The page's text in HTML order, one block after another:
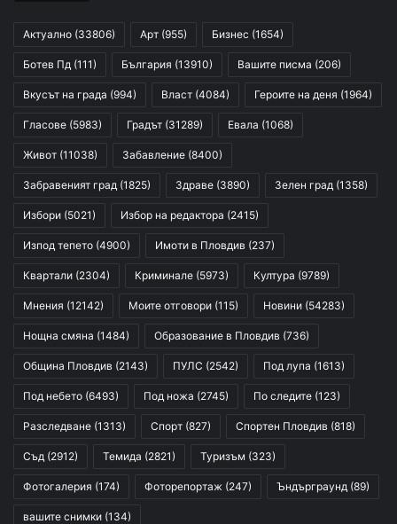
Актуално (33806) Арт (955) Бизнес (1654)
Ботев Пд (111) България (13910) Вашите писма (206)
Вкусът на града (994) Власт (4084) Героите на деня (1964)
Гласове (5983) Градът (31289) Евала (1068)
Живот (11038) Забавление (8400)
Забравеният град (1825) Здраве (3890) Зелен град (1358)
Избори (5021) Избор на редактора (2415)
Изпод тепето (4900) Имоти в Пловдив (237)
Квартали (2304) Криминале (5973) Култура (9789)
Мнения (12142) Моите отговори (115) Новини (54283)
Нощна смяна (1484) Образование в Пловдив (736)
Община Пловдив (2143) ПУЛС (2542) Под лупа (1613)
Под небето (6493) Под ножа (2745) По следите (123)
Разследване (1313) Спорт (827) Спортен Пловдив (818)
Съд (2912) Темида (2821) Туризъм (323)
Фотогалерия (174) Фоторепортаж (247) Ъндърграунд (89)
вашите снимки (134)